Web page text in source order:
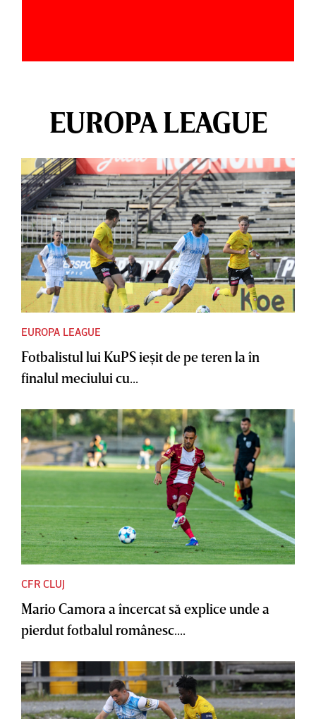
EUROPA LEAGUE
EUROPA LEAGUE
Fotbalistul lui KuPS ieşit de pe teren la în
finalul meciului cu...
CFR CLUJ
Mario Camora a încercat să explice unde a
pierdut fotbalul românesc....